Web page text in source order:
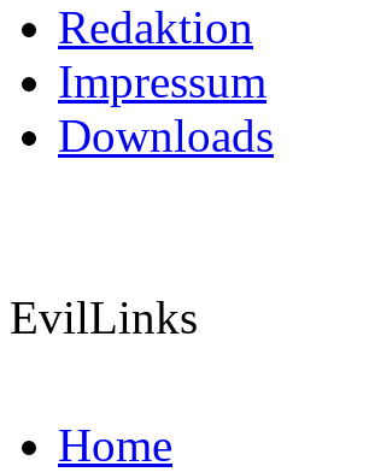
Redaktion
Impressum
Downloads
EvilLinks
Home